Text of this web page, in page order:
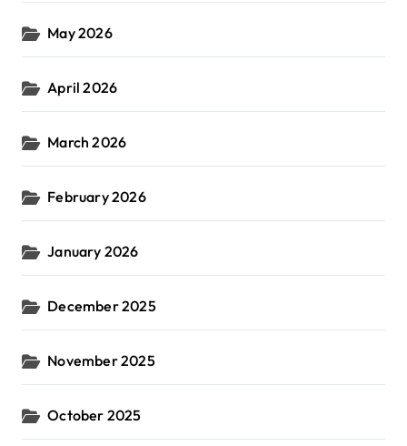
May 2026
April 2026
March 2026
February 2026
January 2026
December 2025
November 2025
October 2025